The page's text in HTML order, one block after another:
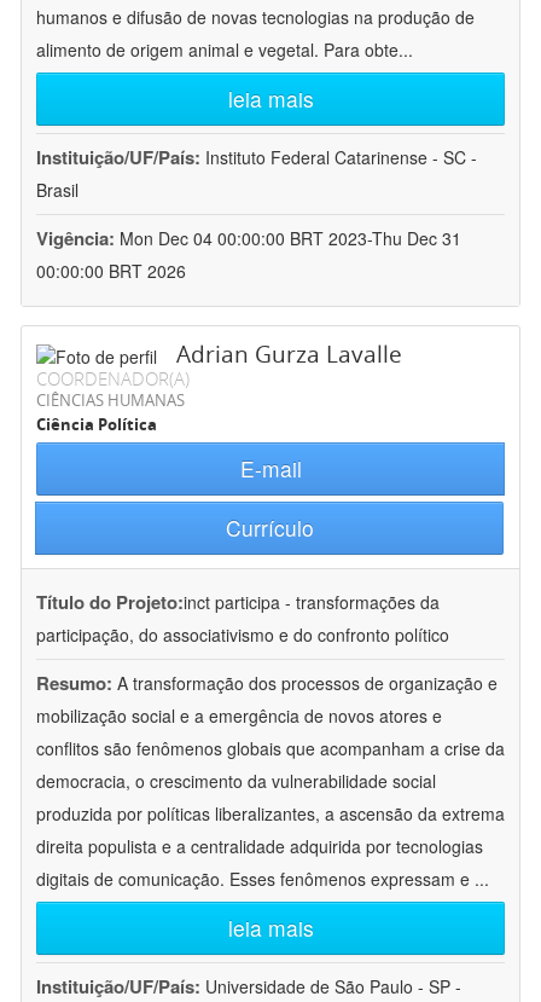
humanos e difusão de novas tecnologias na produção de
alimento de origem animal e vegetal. Para obte...
leia mais
Instituição/UF/País: Instituto Federal Catarinense - SC -
Brasil
Vigência: Mon Dec 04 00:00:00 BRT 2023-Thu Dec 31
00:00:00 BRT 2026
Adrian Gurza Lavalle
COORDENADOR(A)
CIÊNCIAS HUMANAS
Ciência Política
E-mail
Currículo
Título do Projeto:inct participa - transformações da
participação, do associativismo e do confronto político
Resumo: A transformação dos processos de organização e
mobilização social e a emergência de novos atores e
conflitos são fenômenos globais que acompanham a crise da
democracia, o crescimento da vulnerabilidade social
produzida por políticas liberalizantes, a ascensão da extrema
direita populista e a centralidade adquirida por tecnologias
digitais de comunicação. Esses fenômenos expressam e ...
leia mais
Instituição/UF/País: Universidade de São Paulo - SP -